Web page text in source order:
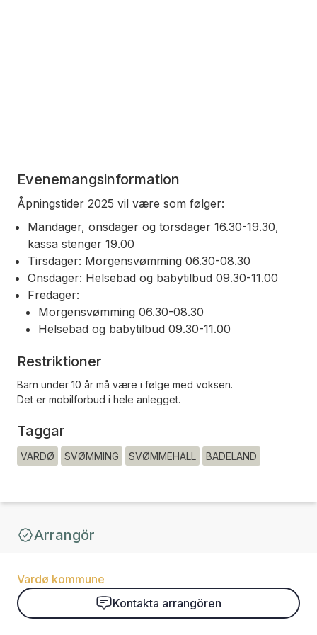
Evenemangsinformation
Åpningstider 2025 vil være som følger:
Mandager, onsdager og torsdager 16.30-19.30,
kassa stenger 19.00
Tirsdager: Morgensvømming 06.30-08.30
Onsdager: Helsebad og babytilbud 09.30-11.00
Fredager:
Morgensvømming 06.30-08.30
Helsebad og babytilbud 09.30-11.00
Restriktioner
Barn under 10 år må være i følge med voksen.
Det er mobilforbud i hele anlegget.
Taggar
VARDØ SVØMMING SVØMMEHALL BADELAND
Arrangör
Vardø kommune
Kontakta arrangören